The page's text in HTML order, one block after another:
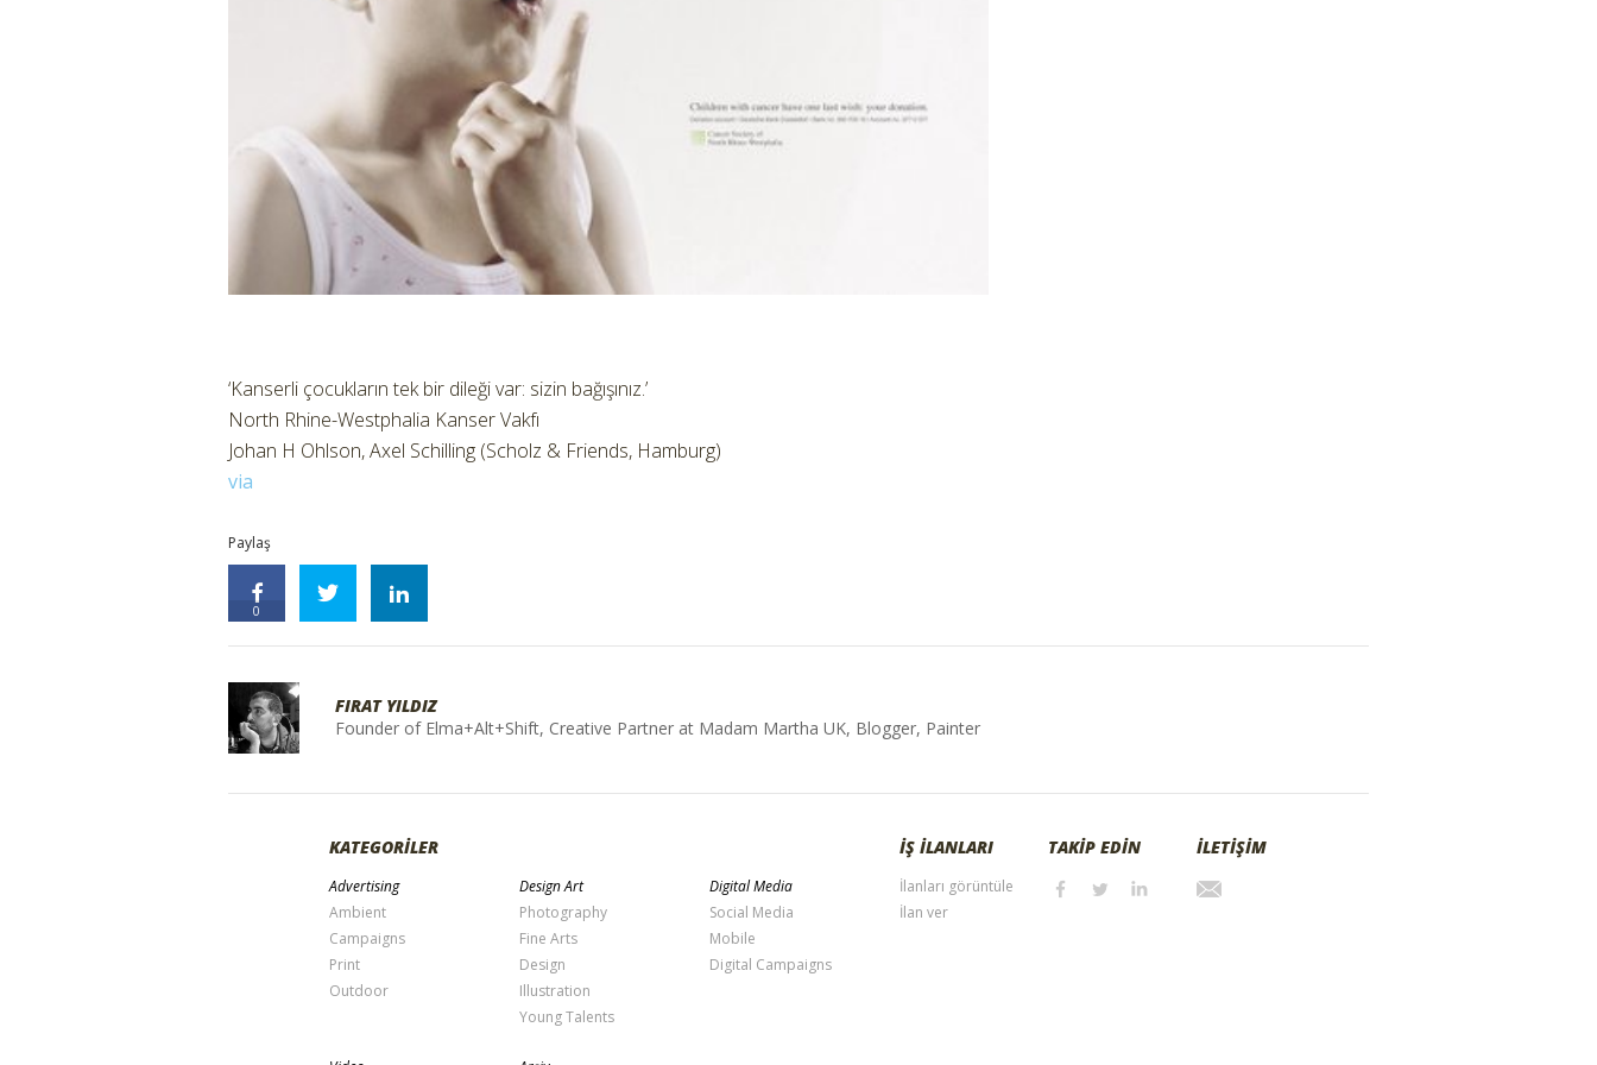
‘Kanserli çocukların tek bir dileği var: sizin bağışınız.’
North Rhine-Westphalia Kanser Vakfı
Johan H Ohlson, Axel Schilling (Scholz & Friends, Hamburg)
via
Paylaş
0
FIRAT YILDIZ
Founder of Elma+Alt+Shift, Creative Partner at Madam Martha UK, Blogger, Painter
KATEGORİLER
Advertising
Ambient
Campaigns
Print
Outdoor
Design Art
Photography
Fine Arts
Design
Illustration
Young Talents
Digital Media
Social Media
Mobile
Digital Campaigns
İŞ İLANLARI
İlanları görüntüle
İlan ver
TAKİP EDİN İLETİŞİM